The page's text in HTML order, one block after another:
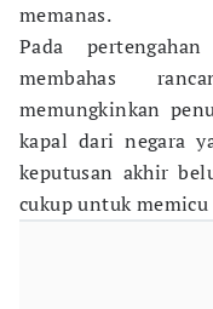
memanas.
Pada
membahas
memungkinkan
kapal dari negara
keputusan akhir
cukup untuk